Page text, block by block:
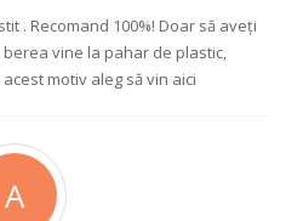
. Recomand 100%! Doar să aveți
vine la pahar de plastic,
motiv aleg să vin aici
A